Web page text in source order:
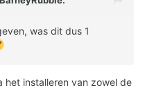
was dit dus 1
installeren van zowel de